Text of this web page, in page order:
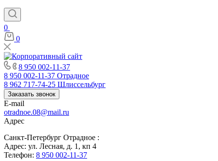
0
0
8 950 002-11-37
8 950 002-11-37 Отрадное
8 962 717-74-25 Шлиссельбург
Заказать звонок
E-mail
otradnoe.08@mail.ru
Адрес
Санкт-Петербург Отрадное :
Адрес: ул. Лесная, д. 1, кп 4
Телефон: 8 950 002-11-37